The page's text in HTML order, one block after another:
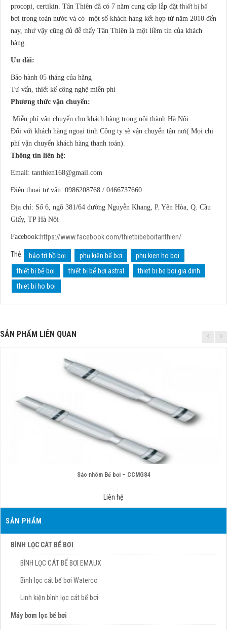
procopi, certikin. Tân Thiên đã có 7 năm cung cấp lắp đặtthiết bị bể
bơi trong toàn nước và có một số khách hàng kết hợp từ năm 2010 đến
nay, như vậy cũng đủ để thấy Tân Thiên là một liềm tin của khách
hàng.
Ưu đãi:
Bảo hành 05 tháng của hãng
Tư vấn, thiết kế công nghệ miễn phí
Phương thức vận chuyển:
Miễn phí vận chuyển cho khách hàng trong nội thành Hà Nội.
Đối với khách hàng ngoại tỉnh Công ty sẽ vận chuyển tận nơi( Mọi chi
phí vận chuyển khách hàng thanh toán).
Thông tin liên hệ:
Email: tanthien168@gmail.com
Điện thoại tư vấn: 0986208768 / 0466737660
Địa chỉ: Số 6, ngõ 381/64 đường Nguyễn Khang, P. Yên Hòa, Q. Cầu
Giấy, TP Hà Nôi
Facebook: https://www.facebook.com/thietbibeboitanthien/
Thẻ: bảo trì hồ bơi phụ kiện bể bơi
phu kien ho boi
thiết bị bể bơi
thiết bị bể bơi astral
thiet bi be boi gia dinh
thiet bi ho boi
SẢN PHẨM LIÊN QUAN
Sào nhôm Bể bơi – CCMG84
Liên hệ
SẢN PHẨM
BÌNH LỌC CÁT BỂ BƠI
BÌNH LỌC CÁT BỂ BƠI EMAUX
Bình lọc cát bể bơi Waterco
Linh kiện bình lọc cát bể bơi
Máy bơm lọc bể bơi